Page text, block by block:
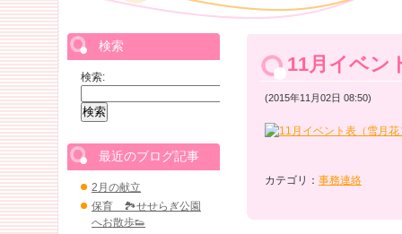
11月イベン
(2015年11月02日 08:50)
カテゴリ： 事務連絡
検索
検索:
最近のブログ記事
2月の献立
保育 🏞せせらぎ公園
へお散歩👟